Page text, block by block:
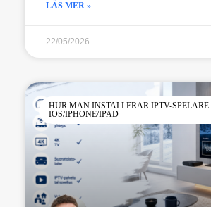
LÄS MER »
22/05/2026
HUR MAN INSTALLERAR IPTV-SPELARE
IOS/IPHONE/IPAD